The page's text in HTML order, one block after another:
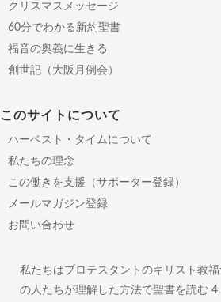
クリスマスメッセージ
60分でわかる新約聖書
福音の奥義に生きる
創世記（大阪月例会）
このサイトについて
ハーベスト・タイムについて
私たちの理念
この働きを支援（サポーター登録）
メールマガジン登録
お問い合わせ
私たちはプロテスタントのキリスト教
の人たちが理解した方法で聖書を読む